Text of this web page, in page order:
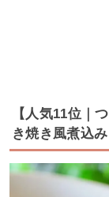
【人気11位｜
き焼き風煮込み